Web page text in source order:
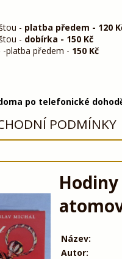
- platba předem - 120
- dobírka - 150 Kč
-platba předem - 150 Kč
po telefonické
PODMÍNKY
Název:
Autor: